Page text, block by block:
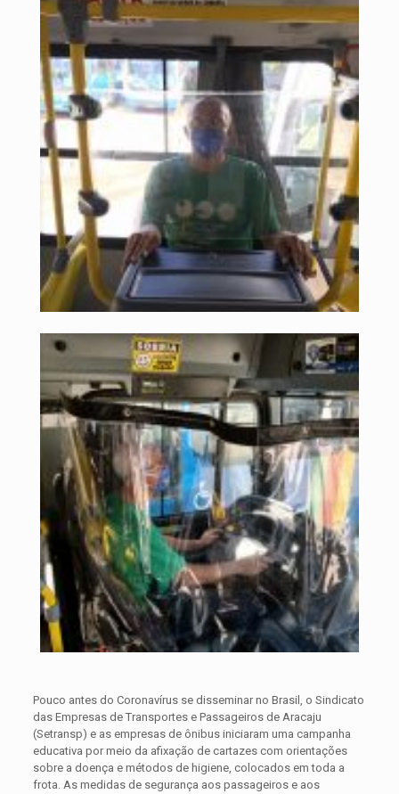
Pouco antes do Coronavírus se disseminar no Brasil, o Sindicato
das Empresas de Transportes e Passageiros de Aracaju
(Setransp) e as empresas de ônibus iniciaram uma campanha
educativa por meio da afixação de cartazes com orientações
sobre a doença e métodos de higiene, colocados em toda a
frota. As medidas de segurança aos passageiros e aos